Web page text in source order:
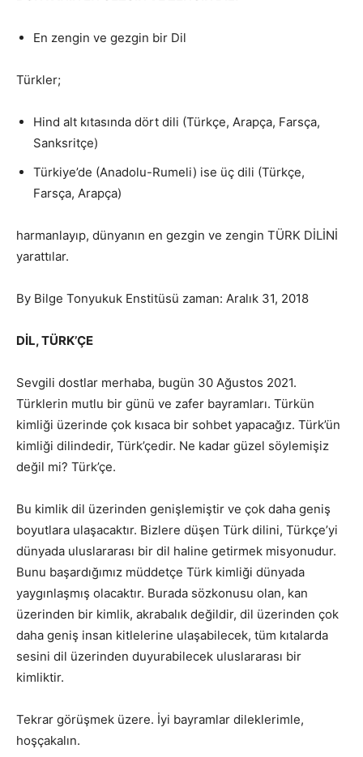
En zengin ve gezgin bir Dil
Türkler;
Hind alt kıtasında dört dili (Türkçe, Arapça, Farsça,
Sanksritçe)
Türkiye’de (Anadolu-Rumeli) ise üç dili (Türkçe,
Farsça, Arapça)
harmanlayıp, dünyanın en gezgin ve zengin TÜRK DİLİNİ
yarattılar.
By Bilge Tonyukuk Enstitüsü zaman: Aralık 31, 2018
DİL, TÜRK’ÇE
Sevgili dostlar merhaba, bugün 30 Ağustos 2021.
Türklerin mutlu bir günü ve zafer bayramları. Türkün
kimliği üzerinde çok kısaca bir sohbet yapacağız. Türk’ün
kimliği dilindedir, Türk’çedir. Ne kadar güzel söylemişiz
değil mi? Türk’çe.
Bu kimlik dil üzerinden genişlemiştir ve çok daha geniş
boyutlara ulaşacaktır. Bizlere düşen Türk dilini, Türkçe’yi
dünyada uluslararası bir dil haline getirmek misyonudur.
Bunu başardığımız müddetçe Türk kimliği dünyada
yaygınlaşmış olacaktır. Burada sözkonusu olan, kan
üzerinden bir kimlik, akrabalık değildir, dil üzerinden çok
daha geniş insan kitlelerine ulaşabilecek, tüm kıtalarda
sesini dil üzerinden duyurabilecek uluslararası bir
kimliktir.
Tekrar görüşmek üzere. İyi bayramlar dileklerimle,
hoşçakalın.